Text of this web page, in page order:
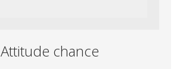
Attitude chance